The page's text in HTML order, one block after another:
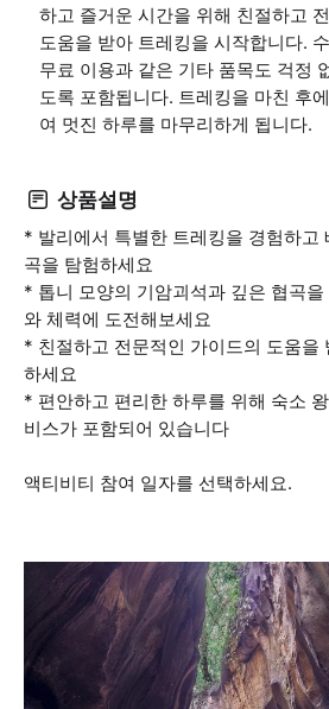
하고 즐거운 시간을 위해 친절하고
도움을 받아 트레킹을 시작합니다.
무료 이용과 같은 기타 품목도 걱정
도록 포함됩니다. 트레킹을 마친 후
여 멋진 하루를 마무리하게 됩니다.
상품설명
* 발리에서 특별한 트레킹을 경험하고
곡을 탐험하세요
* 톱니 모양의 기암괴석과 깊은 협곡
와 체력에 도전해보세요
* 친절하고 전문적인 가이드의 도움을
하세요
* 편안하고 편리한 하루를 위해 숙소
비스가 포함되어 있습니다
액티비티 참여 일자를 선택하세요.